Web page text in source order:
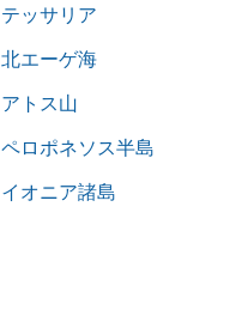
テッサリア
北エーゲ海
アトス山
ペロポネソス半島
イオニア諸島